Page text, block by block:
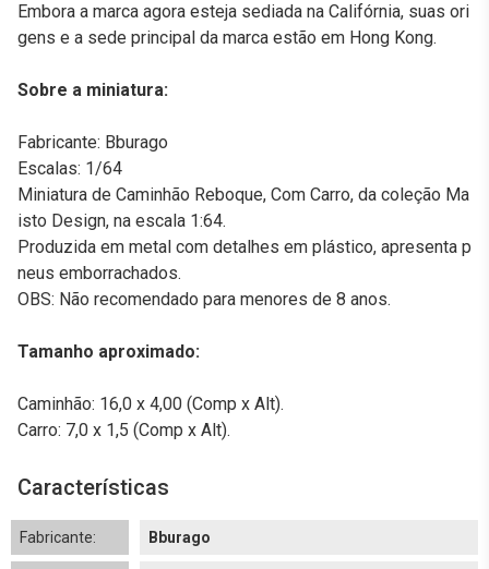
Embora a marca agora esteja sediada na Califórnia, suas ori
gens e a sede principal da marca estão em Hong Kong.
Sobre a miniatura:
Fabricante: Bburago
Escalas: 1/64
Miniatura de Caminhão Reboque, Com Carro, da coleção Ma
isto Design, na escala 1:64.
Produzida em metal com detalhes em plástico, apresenta p
neus emborrachados.
OBS: Não recomendado para menores de 8 anos.
Tamanho aproximado:
Caminhão: 16,0 x 4,00 (Comp x Alt).
Carro: 7,0 x 1,5 (Comp x Alt).
Características
Fabricante: Bburago